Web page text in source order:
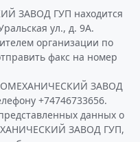
ЗАВОД ГУП находится
ул., д. 9А.
организации по
факс на номер
ЗАВОД
+74746733656.
данных о
ЗАВОД ГУП,